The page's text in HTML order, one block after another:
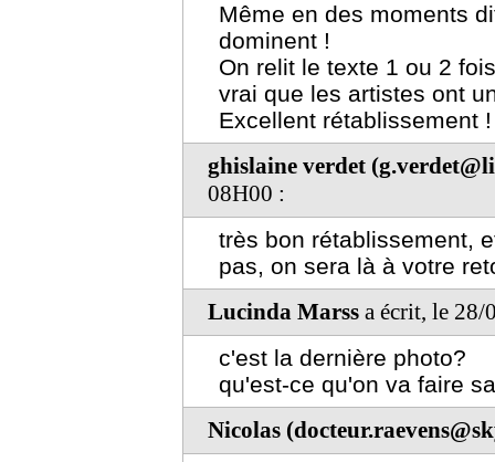
Même en des moments
dominent !
On relit le texte 1 ou 2
vrai que les artistes ont
Excellent rétablissement !
ghislaine verdet
08H00 :
très bon rétablissement,
pas, on sera là à votre
Lucinda Marss a écrit, le 28/
c'est la dernière photo?
qu'est-ce qu'on va faire
Nicolas